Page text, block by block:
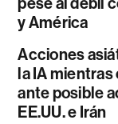
y América
Acciones
la IA
ante posible
EE.UU. e Irán